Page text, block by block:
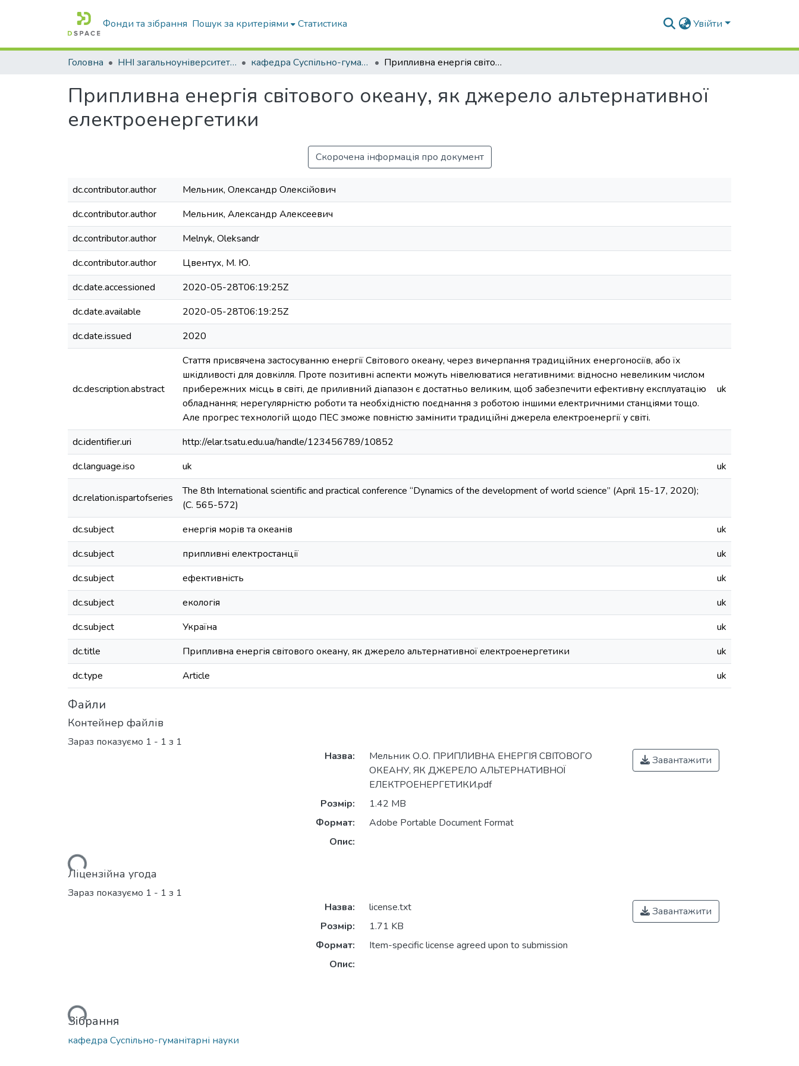
Фонди та зібрання Пошук за критеріями Статистика Увійти
Головна ННІ загальноуніверситетської підготовки кафедра Суспільно-гуманітарні науки Припливна енергія світового океану, як джерело альтернативної електроенергетики
Припливна енергія світового океану, як джерело альтернативної
електроенергетики
Скорочена інформація про документ
dc.contributor.author
Мельник, Олександр Олексійович
dc.contributor.author
Мельник, Александр Алексеевич
dc.contributor.author
Melnyk, Oleksandr
dc.contributor.author
Цвентух, М. Ю.
dc.date.accessioned
2020-05-28T06:19:25Z
dc.date.available
2020-05-28T06:19:25Z
dc.date.issued
2020
dc.description.abstract
Стаття присвячена застосуванню енергії Світового океану, через вичерпання традиційних енергоносіїв, або їх
шкідливості для довкілля. Проте позитивні аспекти можуть нівелюватися негативними: відносно невеликим числом
прибережних місць в світі, де приливний діапазон є достатньо великим, щоб забезпечити ефективну експлуатацію
обладнання; нерегулярністю роботи та необхідністю поєднання з роботою іншими електричними станціями тощо.
Але прогрес технологій щодо ПЕС зможе повністю замінити традиційні джерела електроенергії у світі.
uk
dc.identifier.uri
http://elar.tsatu.edu.ua/handle/123456789/10852
dc.language.iso
uk uk
dc.relation.ispartofseries
The 8th International scientific and practical conference “Dynamics of the development of world science” (April 15-17, 2020);
(С. 565-572)
dc.subject
енергія морів та океанів
uk
dc.subject
припливні електростанції
uk
dc.subject
ефективність
uk
dc.subject
екологія
uk
dc.subject
Україна
uk
dc.title
Припливна енергія світового океану, як джерело альтернативної електроенергетики
uk
dc.type
Article uk
Файли
Контейнер файлів
Зараз показуємо 1 - 1 з 1
Вантажиться...
Назва:
Мельник О.О. ПРИПЛИВНА ЕНЕРГІЯ СВІТОВОГО
ОКЕАНУ, ЯК ДЖЕРЕЛО АЛЬТЕРНАТИВНОЇ
ЕЛЕКТРОЕНЕРГЕТИКИ.pdf
Розмір:
1.42 MB
Формат:
Adobe Portable Document Format
Опис:
Завантажити
Ліцензійна угода
Зараз показуємо 1 - 1 з 1
Вантажиться...
Назва:
license.txt
Розмір:
1.71 KB
Формат:
Item-specific license agreed upon to submission
Опис:
Завантажити
Зібрання
кафедра Суспільно-гуманітарні науки